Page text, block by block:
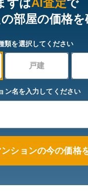
ずはAI査定で
部屋の価格を
類を選択してください
戸建
ン名を入力してください
ンションの今の価格